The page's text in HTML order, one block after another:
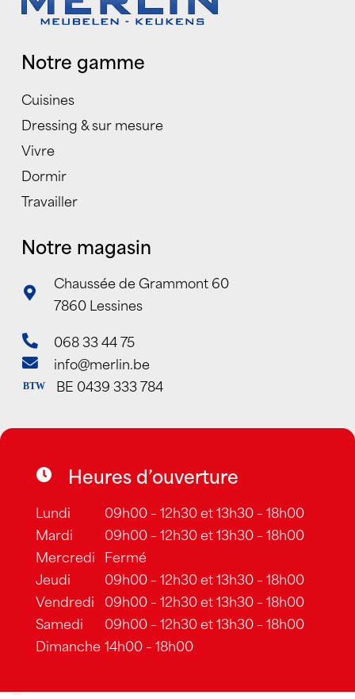
Notre gamme
Cuisines
Dressing & sur mesure
Vivre
Dormir
Travailler
Notre magasin
Chaussée de Grammont 60
7860 Lessines
068 33 44 75
info@merlin.be
BTW BE 0439 333 784
Heures d’ouverture
Lundi
09h00 – 12h30 et 13h30 – 18h00
Mardi
09h00 – 12h30 et 13h30 – 18h00
Mercredi Fermé
Jeudi
09h00 – 12h30 et 13h30 – 18h00
Vendredi 09h00 – 12h30 et 13h30 – 18h00
Samedi
09h00 – 12h30 et 13h30 – 18h00
Dimanche 14h00 – 18h00